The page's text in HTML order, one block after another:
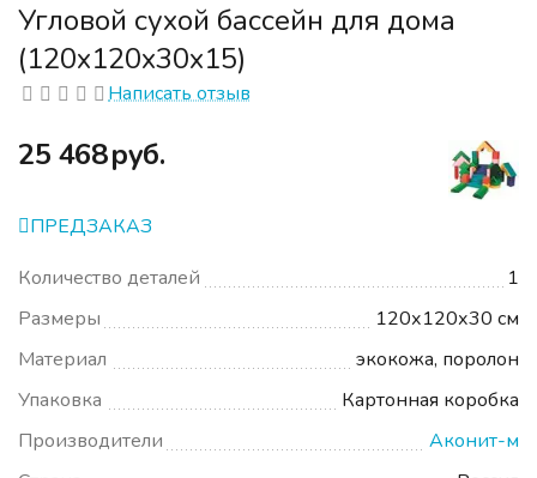
Угловой сухой бассейн для дома
(120х120х30х15)
Написать отзыв
‍25 468‍руб.
ПРЕДЗАКАЗ
Количество деталей
1
Размеры
120х120х30 см
Материал
экокожа, поролон
Упаковка
Картонная коробка
Производители
Аконит-м